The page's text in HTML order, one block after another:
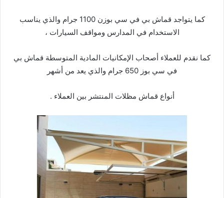
كما يتواجد قماش بي في سي بوزن 1100 جرام والذي يناسب
الاستخدام في المدارس ومواقف السيارات ،
كما نقدم للعملاء أصحاب الإمكانيات المادية المتوسطة قماش بي
في سي بوز 650 جرام والذي يعد من أشهر
أنواع قماش مظلات المنتشر بين العملاء .